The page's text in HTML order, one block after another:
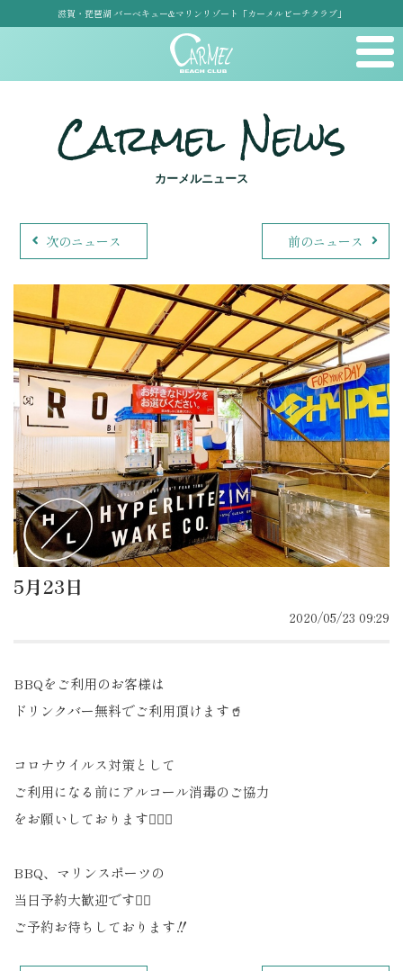
滋賀・琵琶湖 バーベキュー&マリンリゾート「カーメルビーチクラブ」
Carmel News
カーメルニュース
次のニュース 前のニュース
5月23日
2020/05/23 09:29
BBQをご利用のお客様は
ドリンクバー無料でご利用頂けます🥤
コロナウイルス対策として
ご利用になる前にアルコール消毒のご協力
をお願いしております🙇🏼‍♀️
BBQ、マリンスポーツの
当日予約大歓迎です🙆‍♀️
ご予約お待ちしております‼️